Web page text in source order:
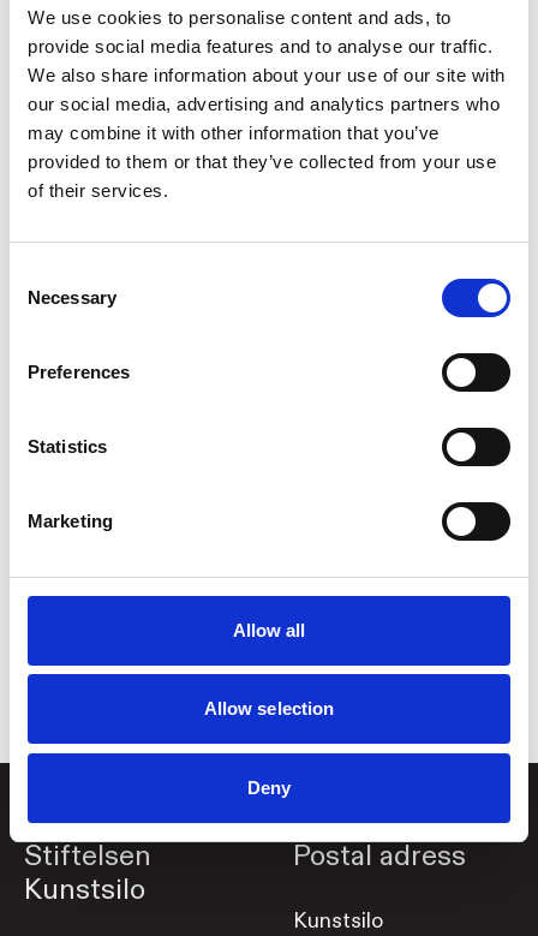
We use cookies to personalise content and ads, to
provide social media features and to analyse our traffic.
We also share information about your use of our site with
our social media, advertising and analytics partners who
may combine it with other information that you’ve
provided to them or that they’ve collected from your use
of their services.
Selection
Necessary
Preferences
Statistics
Marketing
Allow all
Allow selection
Deny
Dette er en sjelden mulighet til å komme tett på
historiene bak Tangen-samlingen – fortalt av
mannen som har bygget den.
Kanalplassen utendørs kl. 17.
Selve samtalen starter kl. 18 i Silosalen og blir etterfulgt
Det vil være begrenset antall sitteplasser.
Billetten gir tilgang til alle museets utstillinger denne
Stiftelsen
Kunstsilo
Postal adress
Kunstsilo